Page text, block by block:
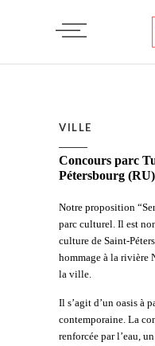
VILLE
Concours parc
Pétersbourg (RU)
Notre proposition
parc culturel. Il est
culture de Saint-
hommage à la rivière
la ville.
Il s’agit d’un oasis à
contemporaine. La
renforcée par l’eau,